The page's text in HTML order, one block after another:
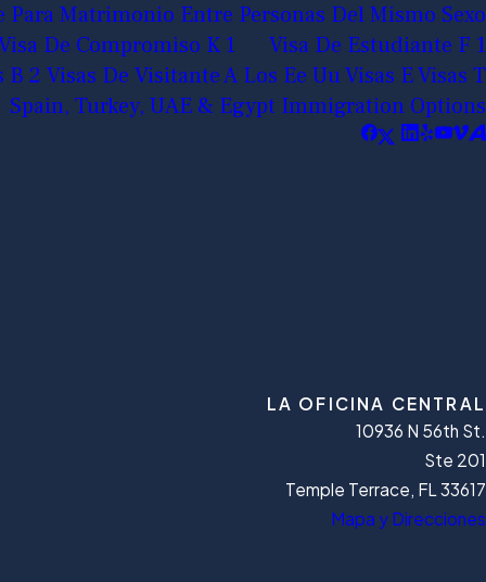
Para Matrimonio Entre Personas Del Mismo Sexo
De Compromiso K 1
Visa De Estudiante F 1
B 2 Visas De Visitante A Los Ee UuVisas EVisas T
Spain, Turkey, UAE & Egypt Immigration Options
LA OFICINA CENTRAL
10936 N 56th St.
Ste 201
Temple Terrace, FL 33617
Mapa y Direcciones